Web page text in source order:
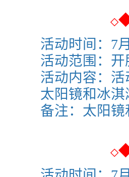
◇
活动时间： 7
活动范围： 开
活动内容：
太阳镜和冰淇
备注： 太阳镜
◇